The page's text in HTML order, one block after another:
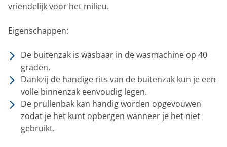
vriendelijk voor het milieu.
Eigenschappen:
De buitenzak is wasbaar in de wasmachine op 40
graden.
Dankzij de handige rits van de buitenzak kun je een
volle binnenzak eenvoudig legen.
De prullenbak kan handig worden opgevouwen
zodat je het kunt opbergen wanneer je het niet
gebruikt.